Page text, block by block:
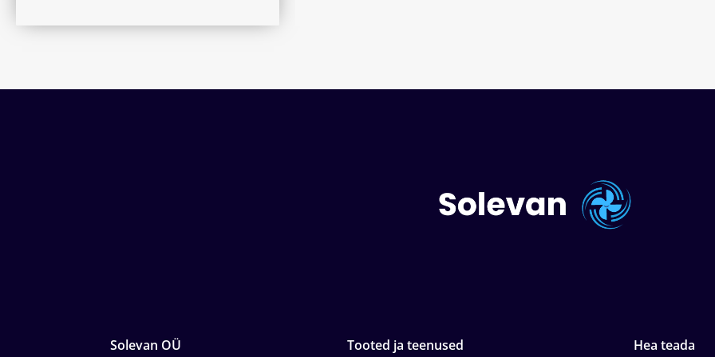
Solevan OÜ Tooted ja teenused Hea teada